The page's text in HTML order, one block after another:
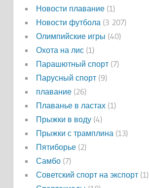
Новости плавание(1)
Новости футбола (3 207)
Олимпийские игры (40)
Охота на лис(1)
Парашютный спорт(7)
Парусный спорт(9)
плавание(26)
Плаванье в ластах(1)
Прыжки в воду(4)
Прыжки с трамплина (13)
Пятиборье(2)
Самбо(7)
Советский спорт на экспорт(1)